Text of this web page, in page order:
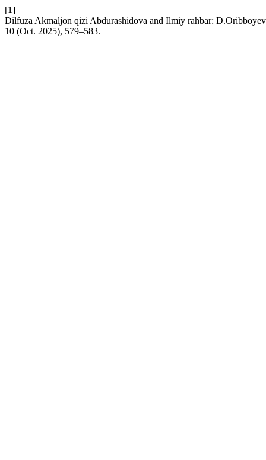
[1]
Dilfuza Akmaljon qizi Abdurashidova and Ilmiy rahbar:
10 (Oct. 2025), 579–583.